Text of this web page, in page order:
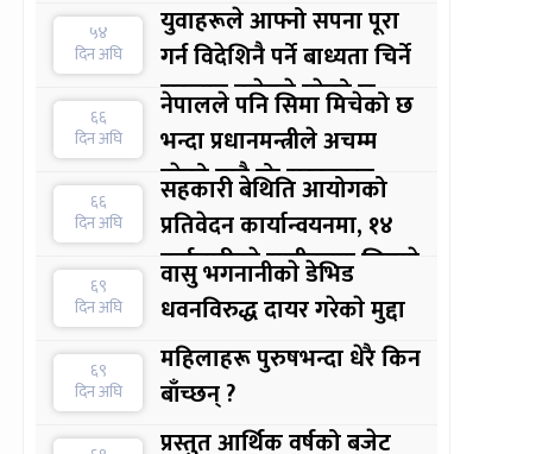
५४
दिन अघि
युवाहरूले आफ्नो सपना पूरा
गर्न विदेशिनै पर्ने बाध्यता चिर्ने
सुरुवात बजेटले गरेको छ :
अर्थमन्त्री
६६
दिन अघि
नेपालले पनि सिमा मिचेको छ
भन्दा प्रधानमन्त्रीले अचम्म
परेको मात्रै होः सरकारका
प्रवक्ता
६६
दिन अघि
सहकारी बेथिति आयोगको
प्रतिवेदन कार्यान्वयनमा, १४
कर्मचारीकाे स्पष्टीकरण लिइयाे
६९
दिन अघि
वासु भगनानीकाे डेभिड
धवनविरुद्ध दायर गरेकाे मुद्दा
६९
दिन अघि
महिलाहरू पुरुषभन्दा धेरै किन
बाँच्छन् ?
प्रस्तुत आर्थिक वर्षको बजेट